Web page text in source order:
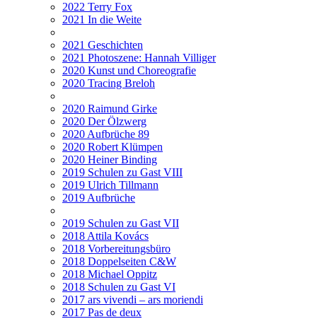
2022 Terry Fox
2021 In die Weite
2021 Geschichten
2021 Photoszene: Hannah Villiger
2020 Kunst und Choreografie
2020 Tracing Breloh
2020 Raimund Girke
2020 Der Ölzwerg
2020 Aufbrüche 89
2020 Robert Klümpen
2020 Heiner Binding
2019 Schulen zu Gast VIII
2019 Ulrich Tillmann
2019 Aufbrüche
2019 Schulen zu Gast VII
2018 Attila Kovács
2018 Vorbereitungsbüro
2018 Doppelseiten C&W
2018 Michael Oppitz
2018 Schulen zu Gast VI
2017 ars vivendi – ars moriendi
2017 Pas de deux